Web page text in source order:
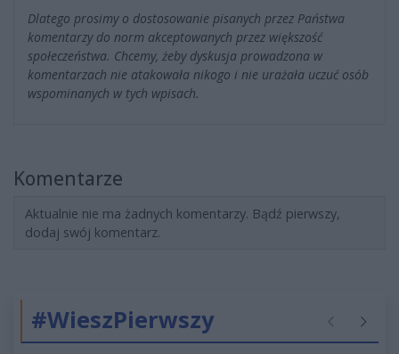
Dlatego prosimy o dostosowanie pisanych przez Państwa
komentarzy do norm akceptowanych przez większość
społeczeństwa. Chcemy, żeby dyskusja prowadzona w
komentarzach nie atakowała nikogo i nie urażała uczuć osób
wspominanych w tych wpisach.
Komentarze
Aktualnie nie ma żadnych komentarzy. Bądź pierwszy,
dodaj swój komentarz.
#WieszPierwszy Poprzednie